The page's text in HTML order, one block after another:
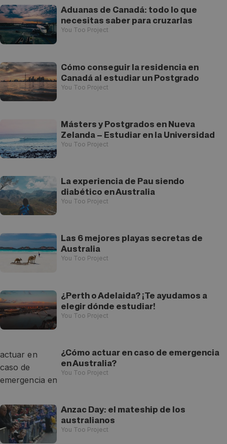
Aduanas de Canadá: todo lo que
necesitas saber para cruzarlas
You Too Project
Cómo conseguir la residencia en
Canadá al estudiar un Postgrado
You Too Project
Másters y Postgrados en Nueva
Zelanda – Estudiar en la Universidad
You Too Project
La experiencia de Pau siendo
diabético en Australia
You Too Project
Las 6 mejores playas secretas de
Australia
You Too Project
¿Perth o Adelaida? ¡Te ayudamos a
elegir dónde estudiar!
You Too Project
¿Cómo actuar en caso de emergencia
en Australia?
You Too Project
Anzac Day: el mateship de los
australianos
You Too Project